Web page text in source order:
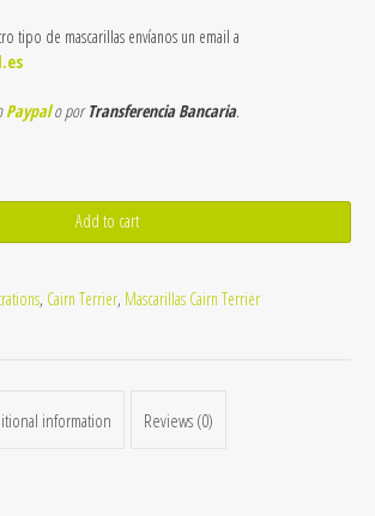
tipo de mascarillas envíanos un email a
Paypalo porTransferencia Bancaria.
Add to cart
, Cairn Terrier, Mascarillas Cairn Terrier
information Reviews (0)